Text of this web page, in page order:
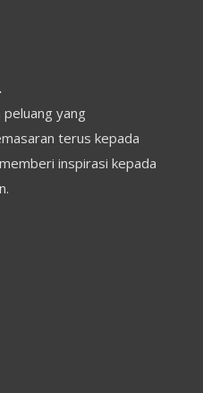
peluang yang
terus kepada
inspirasi kepada